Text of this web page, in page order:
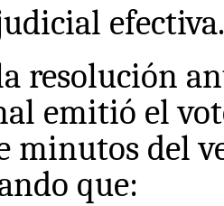
efectiva.
resolución
emitió el
minutos del
que: